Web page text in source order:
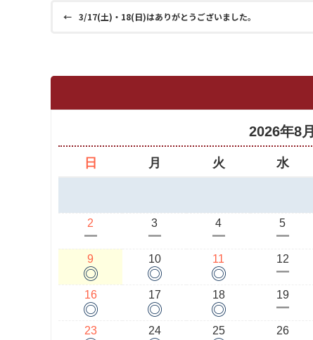
← 3/17(土)・18(日)はありがとうございました。
2026年8月
日 月 火 水
2
ー
3
ー
4
ー
5
ー
9
◎
10
◎
11
◎
12
ー
16
◎
17
◎
18
◎
19
ー
23 24 25 26